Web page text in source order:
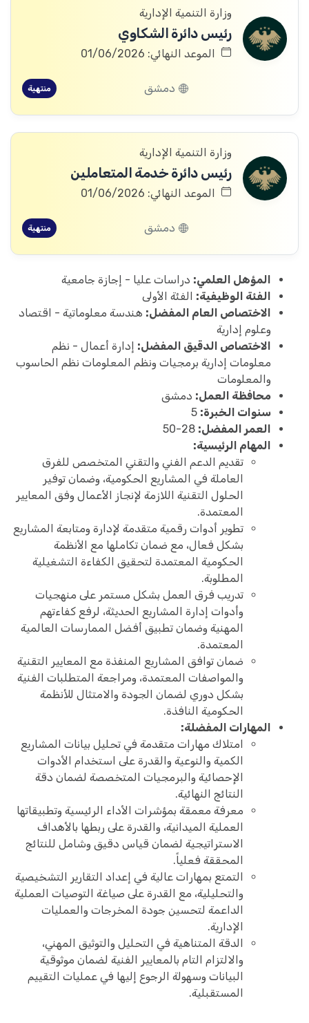
وزارة التنمية الإدارية
رئيس دائرة الشكاوي
الموعد النهائي: 01/06/2026
دمشق منتهية
وزارة التنمية الإدارية
رئيس دائرة خدمة المتعاملين
الموعد النهائي: 01/06/2026
دمشق منتهية
المؤهل العلمي: دراسات عليا - إجازة جامعية
الفئة الوظيفية: الفئة الأولى
الاختصاص العام المفضل: هندسة معلوماتية - اقتصاد
وعلوم إدارية
الاختصاص الدقيق المفضل: إدارة أعمال - نظم
معلومات إدارية برمجيات ونظم المعلومات نظم الحاسوب
والمعلومات
محافظة العمل: دمشق
سنوات الخبرة:
العمر المفضل:
المهام الرئيسية:
تقديم الدعم الفني والتقني المتخصص للفرق
العاملة في المشاريع الحكومية، وضمان توفير
الحلول التقنية اللازمة لإنجاز الأعمال وفق المعايير
المعتمدة.
تطوير أدوات رقمية متقدمة لإدارة ومتابعة المشاريع
بشكل فعال، مع ضمان تكاملها مع الأنظمة
الحكومية المعتمدة لتحقيق الكفاءة التشغيلية
المطلوبة.
تدريب فرق العمل بشكل مستمر على منهجيات
وأدوات إدارة المشاريع الحديثة، لرفع كفاءتهم
المهنية وضمان تطبيق أفضل الممارسات العالمية
المعتمدة.
ضمان توافق المشاريع المنفذة مع المعايير التقنية
والمواصفات المعتمدة، ومراجعة المتطلبات الفنية
بشكل دوري لضمان الجودة والامتثال للأنظمة
الحكومية النافذة.
المهارات المفضلة:
امتلاك مهارات متقدمة في تحليل بيانات المشاريع
الكمية والنوعية والقدرة على استخدام الأدوات
الإحصائية والبرمجيات المتخصصة لضمان دقة
النتائج النهائية.
معرفة معمقة بمؤشرات الأداء الرئيسية وتطبيقاتها
العملية الميدانية، والقدرة على ربطها بالأهداف
الاستراتيجية لضمان قياس دقيق وشامل للنتائج
المحققة فعلياً.
التمتع بمهارات عالية في إعداد التقارير التشخيصية
والتحليلية، مع القدرة على صياغة التوصيات العملية
الداعمة لتحسين جودة المخرجات والعمليات
الإدارية.
الدقة المتناهية في التحليل والتوثيق المهني،
والالتزام التام بالمعايير الفنية لضمان موثوقية
البيانات وسهولة الرجوع إليها في عمليات التقييم
المستقبلية.